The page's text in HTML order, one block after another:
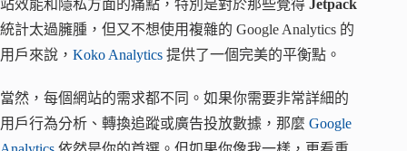
站效能和隱私方面的痛點，特別是對於那些覺得 Jetpack
統計太過臃腫，但又不想使用複雜的 Google Analytics 的
用戶來說， Koko Analytics 提供了一個完美的平衡點。
當然，每個網站的需求都不同。如果你需要非常詳細的
用戶行為分析、轉換追蹤或廣告投放數據，那麼 Google